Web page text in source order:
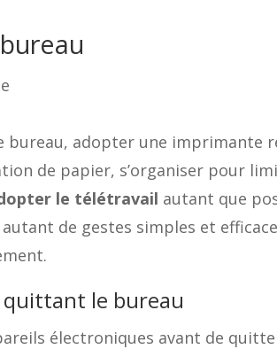
adopter une imprimante
de papier, s’organiser pour
le télétravail autant que
de gestes simples et
quittant le bureau
électroniques avant de